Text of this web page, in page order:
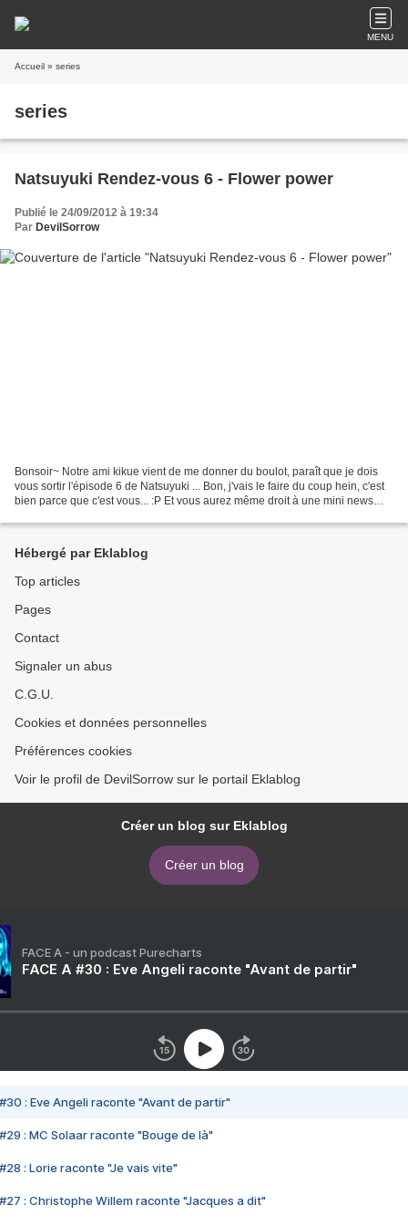
MENU
Accueil » series
series
Natsuyuki Rendez-vous 6 - Flower power
Publié le 24/09/2012 à 19:34
Par DevilSorrow
Bonsoir~ Notre ami kikue vient de me donner du boulot, paraît que je dois
vous sortir l'épisode 6 de Natsuyuki ... Bon, j'vais le faire du coup hein, c'est
bien parce que c'est vous... :P Et vous aurez même droit à une mini news
Hébergé par Eklablog
Top articles
Pages
Contact
Signaler un abus
C.G.U.
Cookies et données personnelles
Préférences cookies
Voir le profil de DevilSorrow sur le portail Eklablog
Créer un blog sur Eklablog
Créer un blog
FACE A - un podcast Purecharts
FACE A #30 : Eve Angeli raconte "Avant de partir"
#30 : Eve Angeli raconte "Avant de partir"
#29 : MC Solaar raconte "Bouge de là"
#28 : Lorie raconte "Je vais vite"
#27 : Christophe Willem raconte "Jacques a dit"